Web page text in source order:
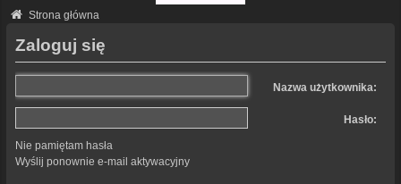
Strona główna
Zaloguj się
Nazwa użytkownika:
Hasło:
Nie pamiętam hasła
Wyślij ponownie e-mail aktywacyjny